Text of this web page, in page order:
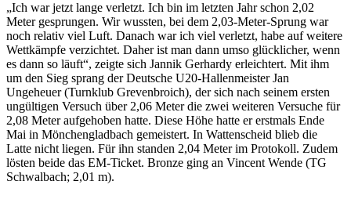
„Ich war jetzt lange verletzt. Ich bin im letzten Jahr schon 2,02
Meter gesprungen. Wir wussten, bei dem 2,03-Meter-Sprung war
noch relativ viel Luft. Danach war ich viel verletzt, habe auf weitere
Wettkämpfe verzichtet. Daher ist man dann umso glücklicher, wenn
es dann so läuft“, zeigte sich Jannik Gerhardy erleichtert. Mit ihm
um den Sieg sprang der Deutsche U20-Hallenmeister Jan
Ungeheuer (Turnklub Grevenbroich), der sich nach seinem ersten
ungültigen Versuch über 2,06 Meter die zwei weiteren Versuche für
2,08 Meter aufgehoben hatte. Diese Höhe hatte er erstmals Ende
Mai in Mönchengladbach gemeistert. In Wattenscheid blieb die
Latte nicht liegen. Für ihn standen 2,04 Meter im Protokoll. Zudem
lösten beide das EM-Ticket. Bronze ging an Vincent Wende (TG
Schwalbach; 2,01 m).